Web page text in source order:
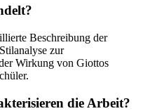
Beschreibung der
zur
Wirkung von Giottos
die Arbeit?